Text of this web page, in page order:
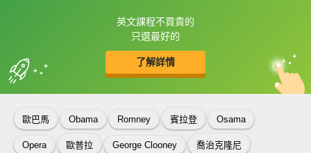
英文課程不買貴的
只選最好的
了解詳情
框選或點兩下字幕可以直接查字典喔！
收錄佳句 中
英
歐巴馬 Obama Romney 賓拉登 Osama
Opera 歐普拉 George Clooney 喬治克隆尼